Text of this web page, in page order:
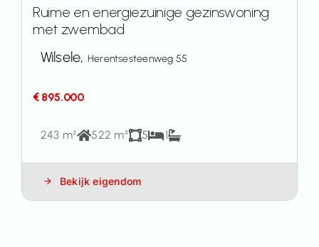
Ruime en energiezuinige gezinswoning
met zwembad
Wilsele, Herentsesteenweg 55
€ 895.000
243 m² 522 m² 5 1
Bekijk eigendom